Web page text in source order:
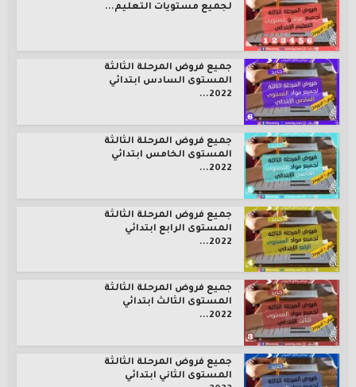
لجميع مستويات التعليم...
جميع فروض المرحلة الثالثة
المستوى السادس ابتدائي
2022...
جميع فروض المرحلة الثالثة
المستوى الخامس ابتدائي
2022...
جميع فروض المرحلة الثالثة
المستوى الرابع ابتدائي
2022...
جميع فروض المرحلة الثالثة
المستوى الثالث ابتدائي
2022...
جميع فروض المرحلة الثالثة
المستوى الثاني ابتدائي